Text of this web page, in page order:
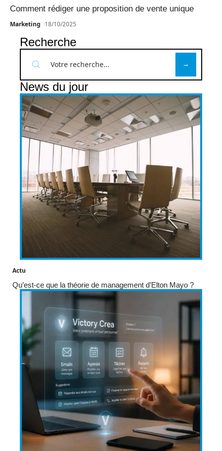
Comment rédiger une proposition de vente unique
Marketing 18/10/2025
Recherche
News du jour
Actu
Qu’est-ce que la théorie de management d’Elton Mayo ?